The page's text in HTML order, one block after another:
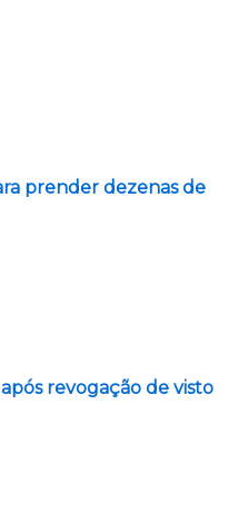
prender dezenas de
revogação de visto